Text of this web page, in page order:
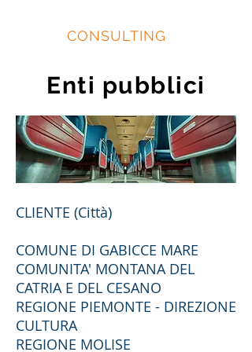
CONSULTING
Enti pubblici
CLIENTE (Città)
COMUNE DI GABICCE MARE
COMUNITA' MONTANA DEL
CATRIA E DEL CESANO
REGIONE PIEMONTE - DIREZIONE
CULTURA
REGIONE MOLISE